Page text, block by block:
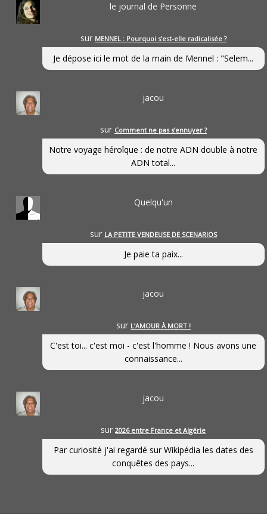
le journal de Personne
sur MENNEL : Pourquoi s’est-elle radicalisée ?
Je dépose ici le mot de la main de Mennel : "Selem...
jacou
sur Comment ne pas s’ennuyer ?
Notre voyage héroîque : de notre ADN double à notre
ADN total...
Quelqu'un
sur LA PETITE VENDEUSE DE SCENARIOS
Je paie ta paix...
jacou
sur L’AMOUR À MORT !
C'est toi... c'est moi - c'est l'homme ! Nous avons une
connaissance...
jacou
sur2026 entre France et Algérie
Par curiosité j'ai regardé sur Wikipédia les dates des
conquêtes des pays...